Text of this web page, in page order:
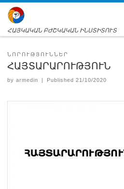
ՀԱՅԿԱԿԱՆ ԲԺՇԿԱԿԱՆ ԻՆՍՏԻՏՈՒՏ
ՆՈՐՈՒԹՅՈՒՆՆԵՐ
ՀԱՅՏԱՐԱՐՈՒԹՅՈՒՆ
by armedin | Published21/10/2020